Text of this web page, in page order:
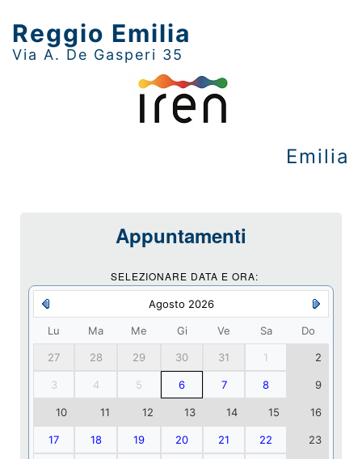
Reggio Emilia
Via A. De Gasperi 35
Emilia
Appuntamenti
SELEZIONARE DATA E ORA:
Agosto 2026
Lu Ma Me Gi Ve Sa Do
27 28 29 30 31 1 2
3 4 5 6 7 8 9
10 11 12 13 14 15 16
17 18 19 20 21 22 23